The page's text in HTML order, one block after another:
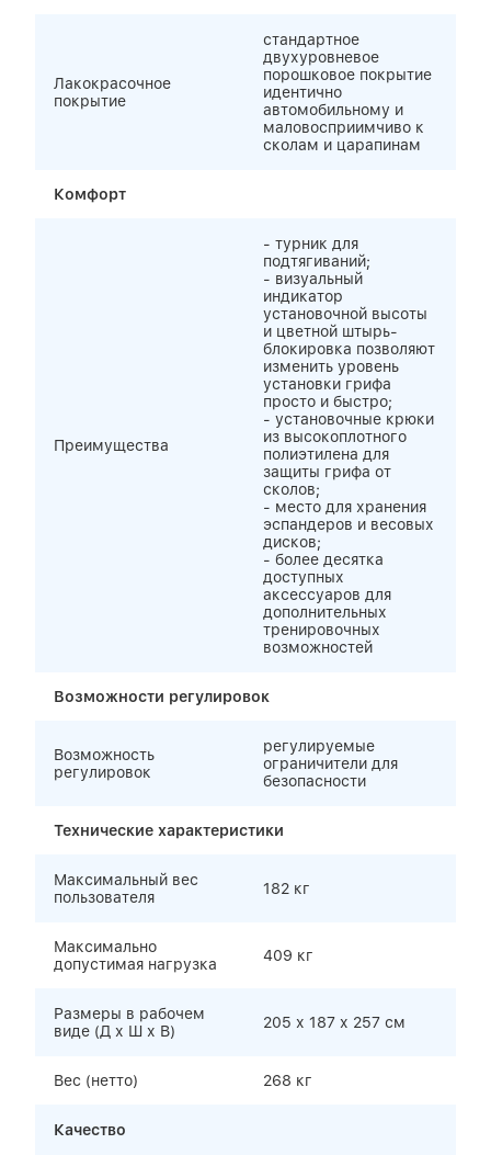
Лакокрасочное
покрытие
стандартное
двухуровневое
порошковое покрытие
идентично
автомобильному и
маловосприимчиво к
сколам и царапинам
Комфорт
Преимущества
- турник для
подтягиваний;
- визуальный
индикатор
установочной высоты
и цветной штырь-
блокировка позволяют
изменить уровень
установки грифа
просто и быстро;
- установочные крюки
из высокоплотного
полиэтилена для
защиты грифа от
сколов;
- место для хранения
эспандеров и весовых
дисков;
- более десятка
доступных
аксессуаров для
дополнительных
тренировочных
возможностей
Возможности регулировок
Возможность
регулировок
регулируемые
ограничители для
безопасности
Технические характеристики
Максимальный вес
пользователя
182 кг
Максимально
допустимая нагрузка
409 кг
Размеры в рабочем
виде (Д х Ш х В)
205 х 187 х 257 см
Вес (нетто) 268 кг
Качество